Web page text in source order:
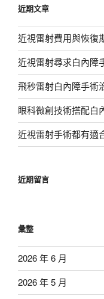
字:
近期文章
近視雷射費用與恢復
近視雷射尋求白內障
飛秒雷射白內障手術
眼科微創技術搭配白
近視雷射手術都有適
近期留言
彙整
2026 年 6 月
2026 年 5 月